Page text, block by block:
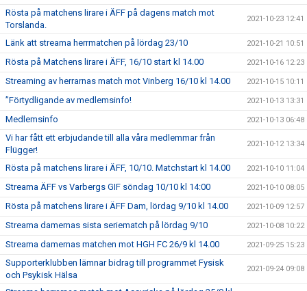
Rösta på matchens lirare i ÄFF på dagens match mot
Torslanda.
2021-10-23 12:41
Länk att streama herrmatchen på lördag 23/10 2021-10-21 10:51
Rösta på Matchens lirare i ÄFF, 16/10 start kl 14.00 2021-10-16 12:23
Streaming av herrarnas match mot Vinberg 16/10 kl 14.00 2021-10-15 10:11
”Förtydligande av medlemsinfo! 2021-10-13 13:31
Medlemsinfo 2021-10-13 06:48
Vi har fått ett erbjudande till alla våra medlemmar från
Flügger!
2021-10-12 13:34
Rösta på matchens lirare i ÄFF, 10/10. Matchstart kl 14.00 2021-10-10 11:04
Streama ÄFF vs Varbergs GIF söndag 10/10 kl 14:00 2021-10-10 08:05
Rösta på matchens lirare i ÄFF Dam, lördag 9/10 kl 14.00 2021-10-09 12:57
Streama damernas sista seriematch på lördag 9/10 2021-10-08 10:22
Streama damernas matchen mot HGH FC 26/9 kl 14.00 2021-09-25 15:23
Supporterklubben lämnar bidrag till programmet Fysisk
och Psykisk Hälsa
2021-09-24 09:08